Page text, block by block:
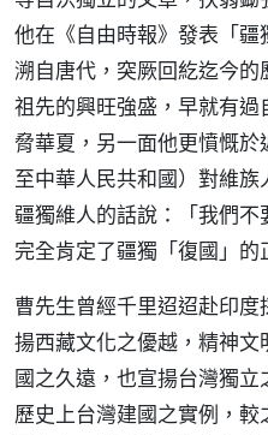
他在《自由時報》發表「
溯自唐代，突厥回紇迄今
祖先的興旺強盛，早就有
脅華夏，另一面他更憤慨
至中華人民共和國）對維
疆獨維人的話說：「我們不
完全肯定了疆獨「復國」的
曹先生曾經千里迢迢赴印
揚西藏文化之優越，精神
國之久遠，也宣揚台灣獨
歷史上台灣建國之實例，